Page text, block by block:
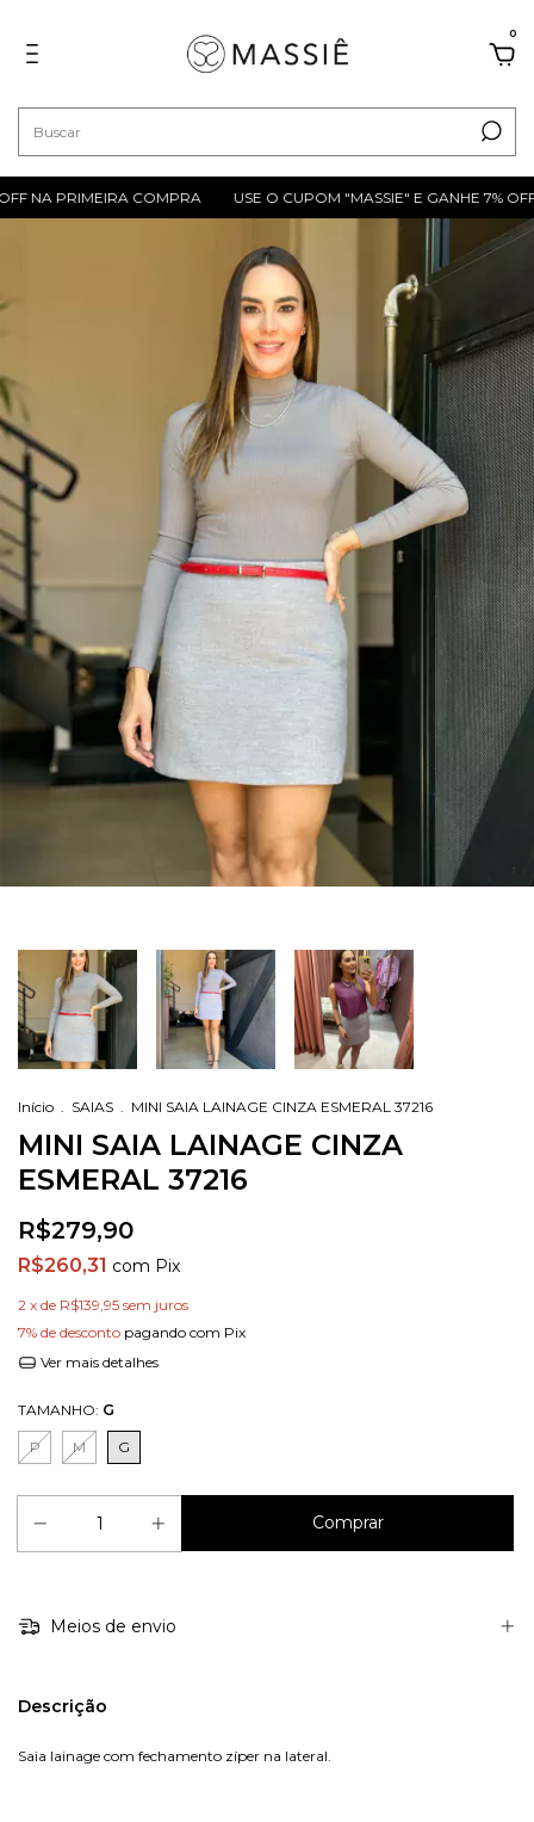
0
NA PRIMEIRA COMPRA USE O CUPOM "MASSIE" E GANHE 7%
Início . SAIAS . MINI SAIA LAINAGE CINZA ESMERAL 37216
MINI SAIA LAINAGE CINZA
ESMERAL 37216
R$279,90
R$260,31 com Pix
2 x de R$139,95 sem juros
7% de desconto pagando com Pix
Ver mais detalhes
TAMANHO: G
P M G
Meios de envio
Descrição
Saia lainage com fechamento zíper na lateral.